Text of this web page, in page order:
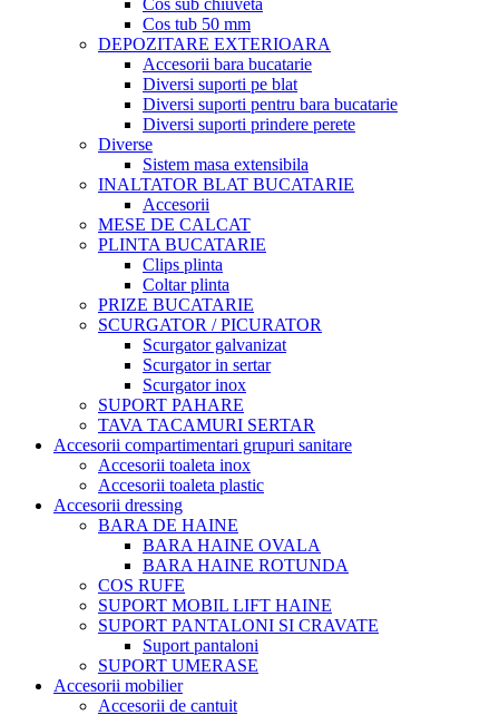
Cos tub 50 mm
DEPOZITARE EXTERIOARA
Accesorii bara bucatarie
Diversi suporti pe blat
Diversi suporti pentru bara bucatarie
Diversi suporti prindere perete
Diverse
Sistem masa extensibila
INALTATOR BLAT BUCATARIE
Accesorii
MESE DE CALCAT
PLINTA BUCATARIE
Clips plinta
Coltar plinta
PRIZE BUCATARIE
SCURGATOR / PICURATOR
Scurgator galvanizat
Scurgator in sertar
Scurgator inox
SUPORT PAHARE
TAVA TACAMURI SERTAR
Accesorii compartimentari grupuri sanitare
Accesorii toaleta inox
Accesorii toaleta plastic
Accesorii dressing
BARA DE HAINE
BARA HAINE OVALA
BARA HAINE ROTUNDA
COS RUFE
SUPORT MOBIL LIFT HAINE
SUPORT PANTALONI SI CRAVATE
Suport pantaloni
SUPORT UMERASE
Accesorii mobilier
Accesorii de cantuit